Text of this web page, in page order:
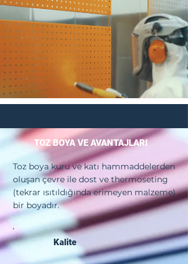
TOZ BOYA VE AVANTAJLARI
Toz boya kuru ve katı hammaddelerden
oluşan çevre ile dost ve thermoseting
(tekrar ısıtıldığında erimeyen malzeme)
bir boyadır.
Kalite